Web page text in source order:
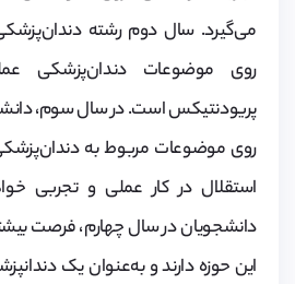
می‌گیرد. سال دوم رشته
روی موضوعات دندان‌پزشکی
پریودنتیکس است. در سال سوم،
روی موضوعات مربوط به
استقلال در کار عملی و تجربی
دانشجویان در سال چهارم، فرصت
این حوزه دارند و به‌عنوان یک